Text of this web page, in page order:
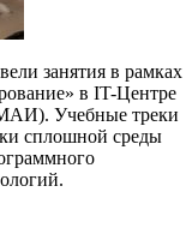
занятия в рамках
в IT-Центре
Учебные треки
сплошной среды